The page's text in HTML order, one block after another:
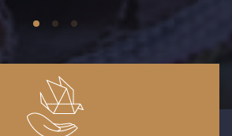
32 - Corail